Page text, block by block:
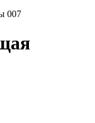
007